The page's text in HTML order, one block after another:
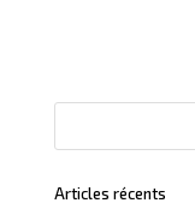
Articles récents